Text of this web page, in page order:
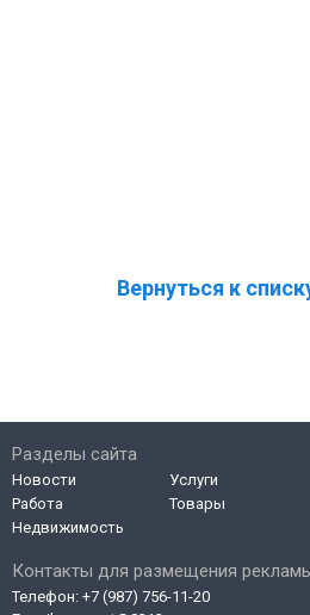
Вернуться к
Контакты для размещения
Телефон: +7 (987) 756-11-20
Разделы сайта
Новости
Работа
Недвижимость
Услуги
Товары